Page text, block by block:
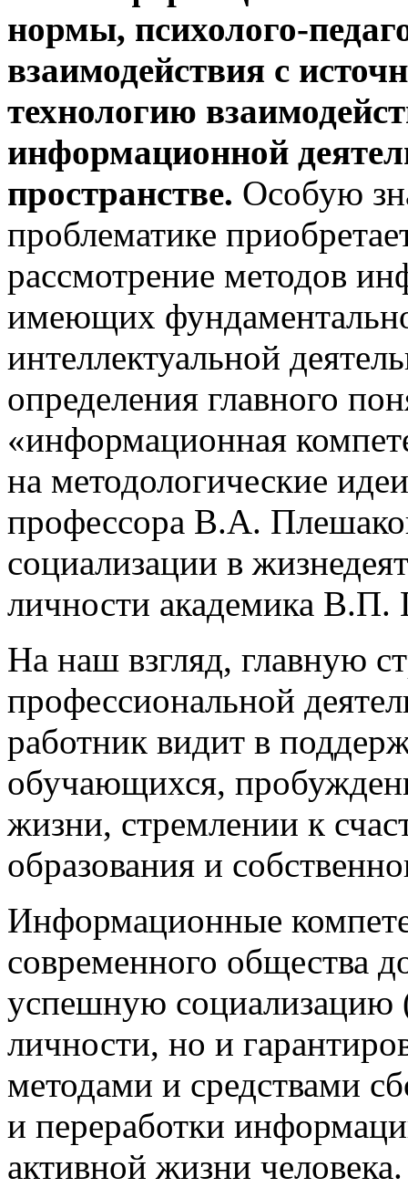
нормы, психолого-
взаимодействия с
технологию
информационной
пространстве. Особую
проблематике
рассмотрение методов
имеющих
интеллектуальной
определения главного
«информационная
на методологические
профессора В.А.
социализации в
личности академика В.П.
На наш взгляд, главную
профессиональной
работник видит в
обучающихся,
жизни, стремлении к
образования и
Информационные
современного общества
успешную социализацию
личности, но и
методами и средствами
и переработки
активной жизни человека.